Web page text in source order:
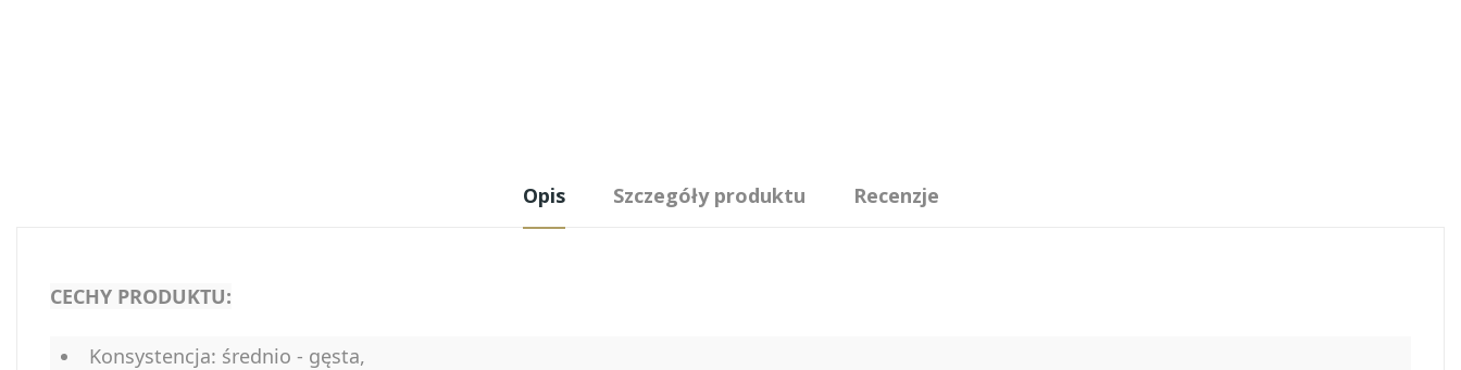
Opis Szczegóły produktu Recenzje
CECHY PRODUKTU:
Konsystencja: średnio - gęsta,